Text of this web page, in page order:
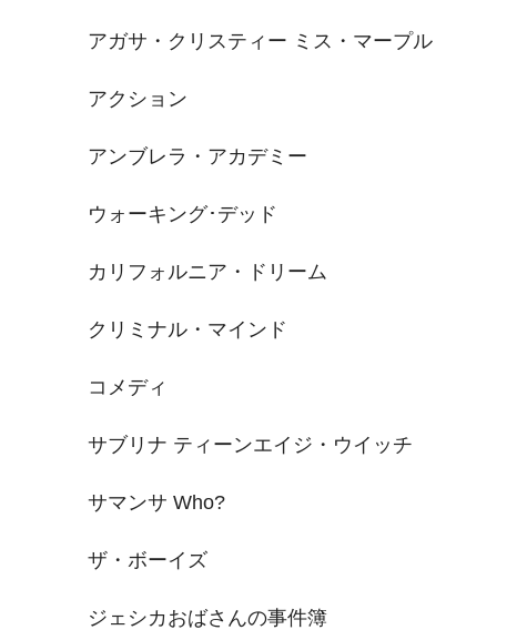
アガサ・クリスティー ミス・マープル
アクション
アンブレラ・アカデミー
ウォーキング･デッド
カリフォルニア・ドリーム
クリミナル・マインド
コメディ
サブリナ ティーンエイジ・ウイッチ
サマンサ Who?
ザ・ボーイズ
ジェシカおばさんの事件簿